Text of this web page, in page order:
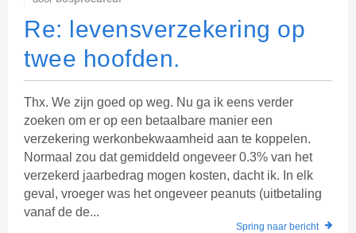
Re: levensverzekering op
twee hoofden.
Thx. We zijn goed op weg. Nu ga ik eens verder
zoeken om er op een betaalbare manier een
verzekering werkonbekwaamheid aan te koppelen.
Normaal zou dat gemiddeld ongeveer 0.3% van het
verzekerd jaarbedrag mogen kosten, dacht ik. In elk
geval, vroeger was het ongeveer peanuts (uitbetaling
vanaf de de...
Spring naar bericht